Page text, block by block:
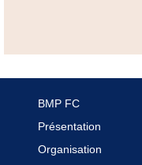
BMP FC
Présentation
Organisation